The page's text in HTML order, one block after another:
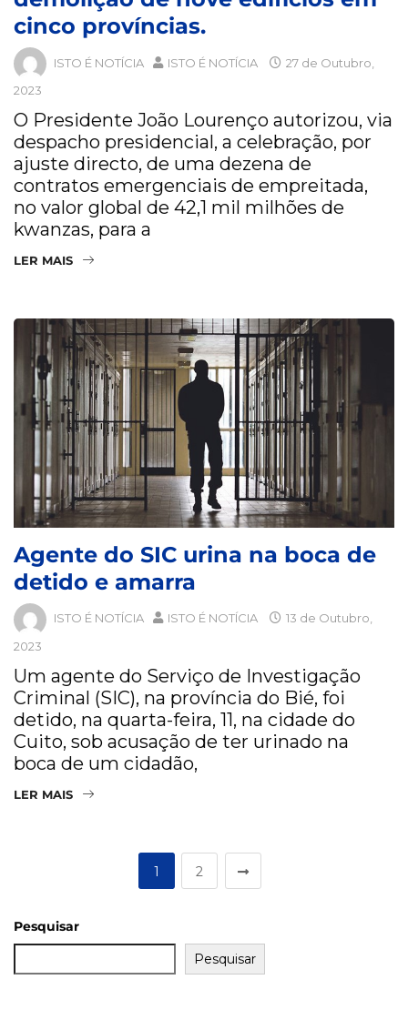
cinco províncias.
ISTO É NOTÍCIA ISTO É NOTÍCIA
27 de Outubro,
2023
O Presidente João Lourenço autorizou, via
despacho presidencial, a celebração, por
ajuste directo, de uma dezena de
contratos emergenciais de empreitada,
no valor global de 42,1 mil milhões de
kwanzas, para a
LER MAIS
Agente do SIC urina na boca de
detido e amarra
ISTO É NOTÍCIA ISTO É NOTÍCIA
13 de Outubro,
2023
Um agente do Serviço de Investigação
Criminal (SIC), na província do Bié, foi
detido, na quarta-feira, 11, na cidade do
Cuito, sob acusação de ter urinado na
boca de um cidadão,
LER MAIS
1 2
Pesquisar
Pesquisar